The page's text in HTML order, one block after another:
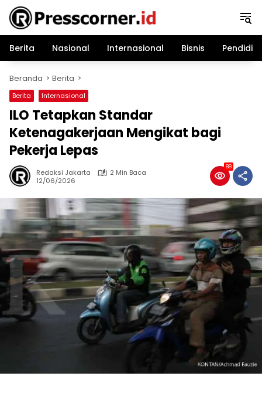
Langsung
konten
Berita
Nasional Internasional Bisnis
Beranda Berita
Berita Internasional
ILO Tetapkan Standar
Ketenagakerjaan Mengikat bagi
Pekerja Lepas
Redaksi Jakarta
2 Min Baca
12/06/2026
88